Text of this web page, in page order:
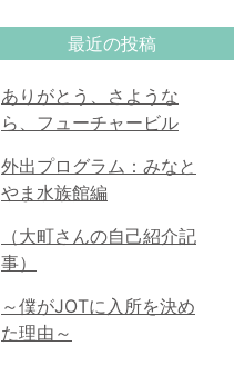
最近の投稿
ありがとう、さような
ら、フューチャービル
外出プログラム：みなと
やま水族館編
（大町さんの自己紹介記
事）
～僕がJOTに入所を決め
た理由～